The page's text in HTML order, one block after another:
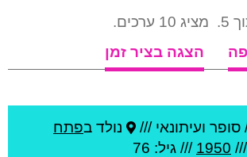
5.
מציג 10 ערכים.
הצגה בציר זמן
סופר ועיתונאי /// נולד בפתח
///
1950 /// גיל: 76